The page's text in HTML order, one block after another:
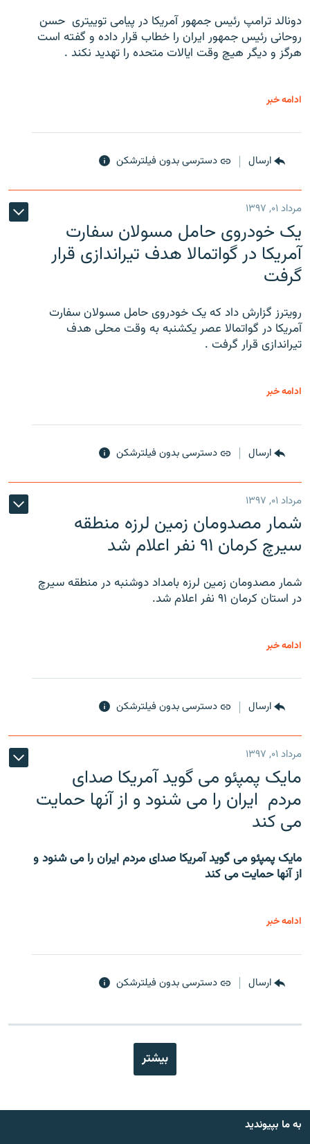
دونالد ترامپ رئیس جمهور آمریکا در پیامی توییتری ‌ حسن
روحانی رئیس جمهور ایران را خطاب قرار داده و گفته است
هرگز و دیگر هیچ وقت ایالات متحده را تهدید نکند .
ادامه خبر
ارسال دسترسی بدون فیلترشکن
مرداد ۰۱, ۱۳۹۷
یک خودروی حامل مسولان سفارت
آمریکا در گواتمالا هدف تیراندازی قرار
گرفت
رویترز گزارش داد که یک خودروی حامل مسولان سفارت
آمریکا در گواتمالا عصر یکشنبه به وقت محلی هدف
تیراندازی قرار گرفت .
ادامه خبر
ارسال دسترسی بدون فیلترشکن
مرداد ۰۱, ۱۳۹۷
شمار مصدومان زمین لرزه منطقه
سیرچ کرمان ۹۱ نفر اعلام شد
شمار مصدومان زمین لرزه بامداد دوشنبه در منطقه سیرچ
در استان کرمان ۹۱ نفر اعلام شد.
ادامه خبر
ارسال دسترسی بدون فیلترشکن
مرداد ۰۱, ۱۳۹۷
مایک پمپئو می گوید آمریکا صدای
مردم ایران را می شنود و از آنها حمایت
می کند
مایک پمپئو می گوید آمریکا صدای مردم ایران را می شنود و
از آنها حمایت می کند
ادامه خبر
ارسال دسترسی بدون فیلترشکن
بیشتر
به ما بپیوندید